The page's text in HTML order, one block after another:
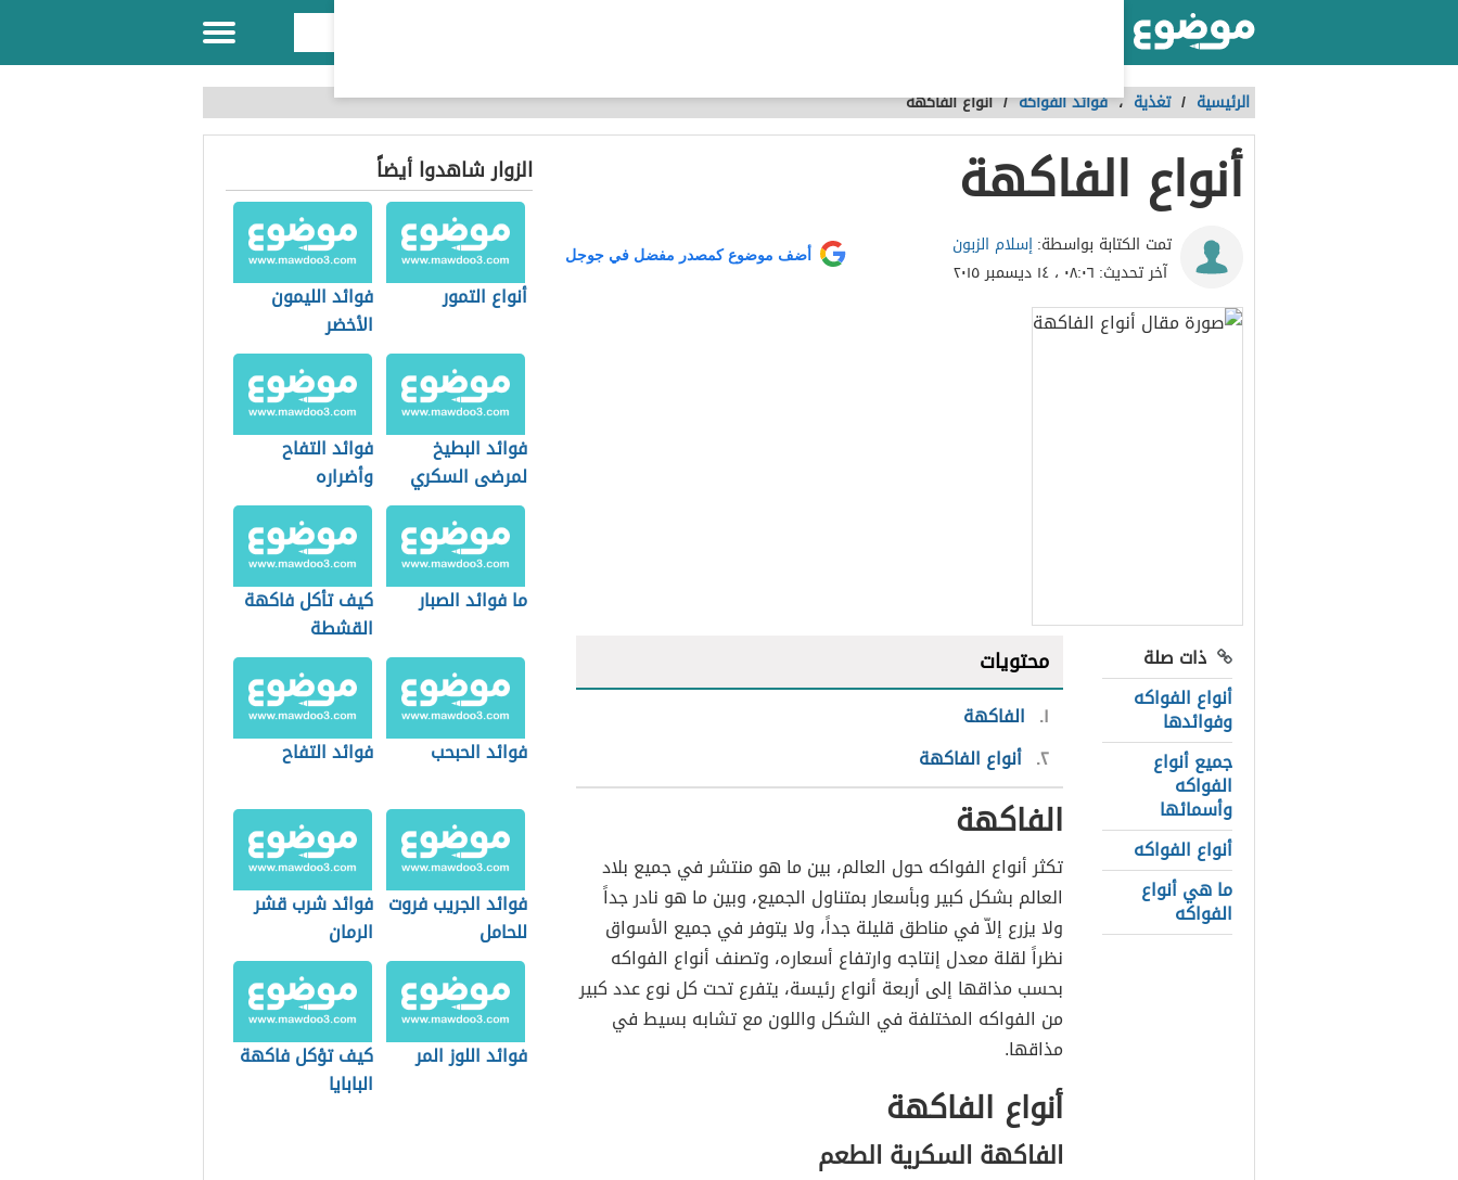
الرئيسية / تغذية ،فوائد الفواكه /أنواع الفاكهة
أنواع الفاكهة
تمت الكتابة بواسطة:إسلام الزبون
آخر تحديث: ٠٨:٠٦ ، ١٤ ديسمبر ٢٠١٥
أضف موضوع كمصدر مفضل في جوجل
ذات صلة
أنواع الفواكه
وفوائدها
جميع أنواع
الفواكه
وأسمائها
أنواع الفواكه
ما هي أنواع
الفواكه
محتويات
١ الفاكهة
٢ أنواع الفاكهة
الفاكهة
تكثر أنواع الفواكه حول العالم، بين ما هو منتشر في جميع بلاد
العالم بشكل كبير وبأسعار بمتناول الجميع، وبين ما هو نادر جداً
ولا يزرع إلاّ في مناطق قليلة جداً، ولا يتوفر في جميع الأسواق
نظراً لقلة معدل إنتاجه وارتفاع أسعاره، وتصنف أنواع الفواكه
بحسب مذاقها إلى أربعة أنواع رئيسة، يتفرع تحت كل نوع عدد كبير
من الفواكه المختلفة في الشكل واللون مع تشابه بسيط في
مذاقها.
أنواع الفاكهة
الفاكهة السكرية الطعم
الزوار شاهدوا أيضاً
أنواع التمور
فوائد الليمون
الأخضر
فوائد البطيخ
لمرضى السكري
فوائد التفاح
وأضراره
ما فوائد الصبار
كيف تأكل فاكهة
القشطة
فوائد الحبحب فوائد التفاح
فوائد الجريب فروت
للحامل
فوائد شرب قشر
الرمان
فوائد اللوز المر
كيف تؤكل فاكهة
البابايا